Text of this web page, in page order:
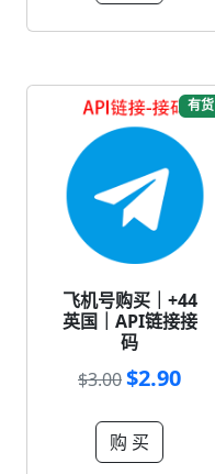
有货
飞机号购买｜+44
英国｜API链接接
码
$3.00$2.90
购 买